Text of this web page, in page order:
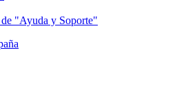
de "Ayuda y Soporte"